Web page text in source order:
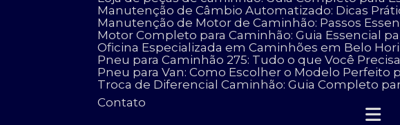
Manutenção de Câmbio Automatizado: Dicas
Manutenção de Motor de Caminhão: Passos
Motor Completo para Caminhão: Guia Essencial
Oficina Especializada em Caminhões em Belo
Pneu para Caminhão 275: Tudo o que Você
Pneu para Van: Como Escolher o Modelo Perfeito
Troca de Diferencial Caminhão: Guia Completo
Contato